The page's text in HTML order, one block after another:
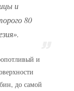
и
80
и
до самой